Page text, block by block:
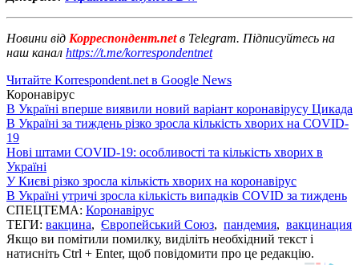
Новини від Корреспондент.netв Telegram. Підписуйтесь на
наш канал https://t.me/korrespondentnet
Читайте Korrespondent.net в Google News
Коронавірус
В Україні вперше виявили новий варіант коронавірусу Цикада
В Україні за тиждень різко зросла кількість хворих на COVID-
19
Нові штами COVID-19: особливості та кількість хворих в
Україні
У Києві різко зросла кількість хворих на коронавірус
В Україні утричі зросла кількість випадків COVID за тиждень
СПЕЦТЕМА: Коронавірус
ТЕГИ: вакцина, Європейський Союз, пандемия, вакцинация
Якщо ви помітили помилку, виділіть необхідний текст і
натисніть Ctrl + Enter, щоб повідомити про це редакцію.